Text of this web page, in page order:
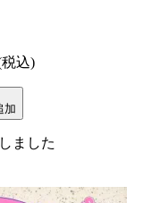
込)
加
ました